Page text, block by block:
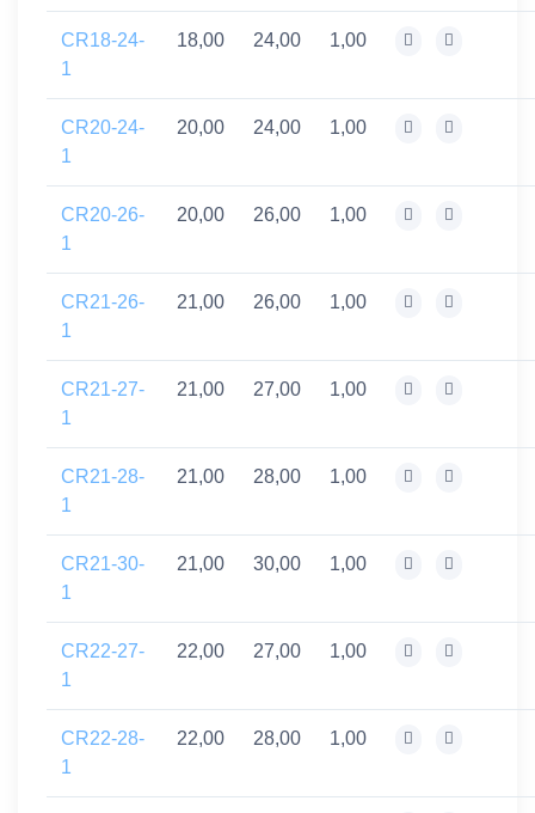
CR18-24-
1
18,00 24,00 1,00
CR20-24-
1
20,00 24,00 1,00
CR20-26-
1
20,00 26,00 1,00
CR21-26-
1
21,00 26,00 1,00
CR21-27-
1
21,00 27,00 1,00
CR21-28-
1
21,00 28,00 1,00
CR21-30-
1
21,00 30,00 1,00
CR22-27-
1
22,00 27,00 1,00
CR22-28-
1
22,00 28,00 1,00